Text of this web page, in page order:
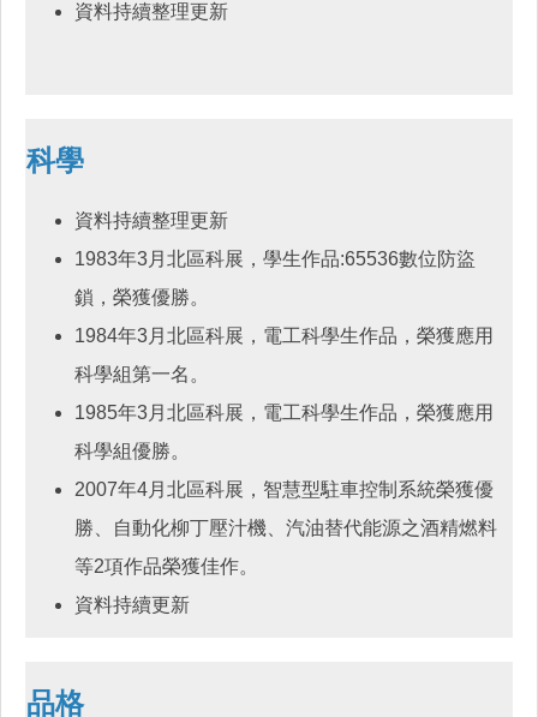
資料持續整理更新
科學
資料持續整理更新
1983年3月北區科展，學生作品:65536數位防盜
鎖，榮獲優勝。
1984年3月北區科展，電工科學生作品，榮獲應用
科學組第一名。
1985年3月北區科展，電工科學生作品，榮獲應用
科學組優勝。
2007年4月北區科展，智慧型駐車控制系統榮獲優
勝、自動化柳丁壓汁機、汽油替代能源之酒精燃料
等2項作品榮獲佳作。
資料持續更新
品格